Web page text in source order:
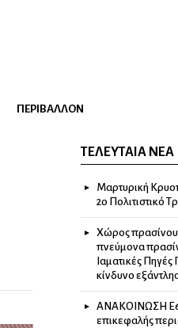
ΠΕΡΙΒΆΛΛΟΝ
ΤΕΛΕΥΤΑΊΑ ΝΈΑ
Μαρτυρική
2ο Πολιτιστικό
Χώρος
πνεύμονα
Ιαματικές
κίνδυνο
ΑΝΑΚΟΙΝΩΣΗ
επικεφαλής